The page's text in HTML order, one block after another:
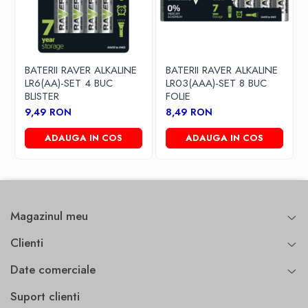
masini de curatat spatii comerciale sau industriale
echipamente de mobilitate si scaune electrice
sisteme fotovoltaice mici (panouri off-grid)
iluminat de urgenta si surse de rezerva
sisteme de control si automatizari
BATERII RAVER ALKALINE
LR6(AA)-SET 4 BUC
BLISTER
9,49 RON
ADAUGA IN COS
BATERII RAVER ALKALINE
LR03(AAA)-SET 8 BUC
FOLIE
8,49 RON
ADAUGA IN COS
Magazinul meu
Clienti
Date comerciale
Suport clienti